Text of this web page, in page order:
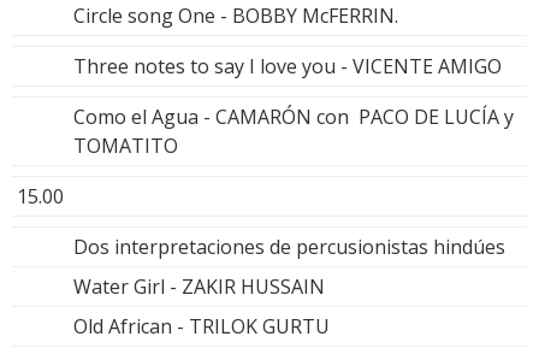
Circle song One - BOBBY McFERRIN.
Three notes to say I love you - VICENTE AMIGO
Como el Agua - CAMARÓN con PACO DE LUCÍA y
TOMATITO
15.00
Dos interpretaciones de percusionistas hindúes
Water Girl - ZAKIR HUSSAIN
Old African - TRILOK GURTU